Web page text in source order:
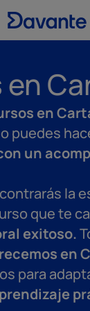
en
puedes
un
la
que te
exitoso.
en
para